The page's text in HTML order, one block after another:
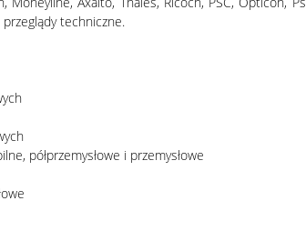
techniczne.
półprzemysłowe i przemysłowe